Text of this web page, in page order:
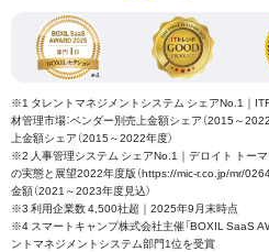
※1 タレントマネジメントシステム シェアNo.1｜ITR
材管理市場：ベンダー別売上金額シェア（2015～
上金額シェア（2015～2022年度）
※2 人事管理システム シェアNo.1｜デロイト トー
の実態と展望2022年度版（https://mic-r.co.jp/mr/
金額（2021～2023年度見込）
※3 利用企業数 4,500社超｜2025年9月末時点
※4 スマートキャンプ株式会社主催「BOXIL SaaS
ントマネジメントシステム部門1位を受賞